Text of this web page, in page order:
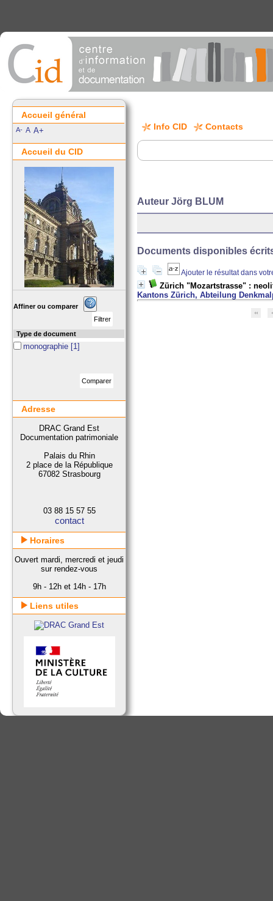
Info CID Contacts
Auteur Jörg BLUM
Documents disponibles
Ajouter le résultat dans
Zürich "Mozartstrasse" :
Kantons Zürich, Abteilung
Accueil général
A- A A+
Accueil du CID
Affiner ou comparer
Type de document
monographie [1]
Adresse
DRAC Grand Est
Documentation patrimoniale
Palais du Rhin
2 place de la République
67082 Strasbourg
03 88 15 57 55
contact
Horaires
Ouvert mardi, mercredi et jeudi
sur rendez-vous
9h - 12h et 14h - 17h
Liens utiles